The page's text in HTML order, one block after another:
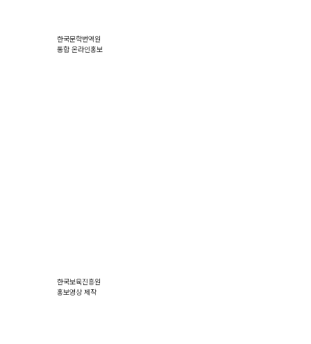
한국문학번역원
통합 온라인홍보
한국보육진흥원
홍보영상 제작